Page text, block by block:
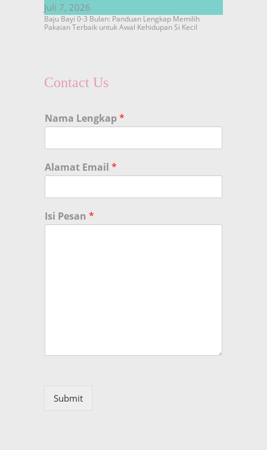
Juli 7, 2026
Baju Bayi 0-3 Bulan: Panduan Lengkap Memilih
Pakaian Terbaik untuk Awal Kehidupan Si Kecil
Contact Us
Nama Lengkap*
Alamat Email *
Isi Pesan *
Submit